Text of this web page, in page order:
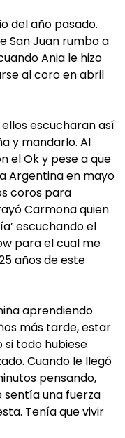
del año pasado.
San Juan rumbo a
Ania le hizo
al coro en abril
escucharan así
y mandarlo. Al
el Ok y pese a que
Argentina en mayo
coros para
Carmona quien
escuchando el
para el cual me
años de este
aprendiendo
más tarde, estar
si todo hubiese
Cuando le llegó
pensando,
una fuerza
Tenía que vivir